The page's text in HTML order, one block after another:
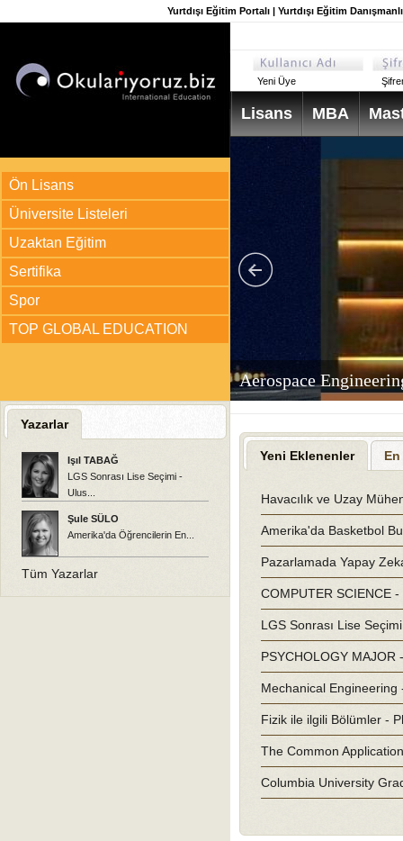
Yurtdışı Eğitim Portalı | Yurtdışı Eğitim
Ön Lisans
Üniversite Listeleri
Uzaktan Eğitim
Sertifika
Spor
TOP GLOBAL EDUCATION
Yazarlar
Işıl TABAĞ
LGS Sonrası Lise Seçimi -
Ulus...
Şule SÜLO
Amerika'da Öğrencilerin En...
Tüm Yazarlar
Yeni Üye
Lisans MBA
Aerospace
Yeni Eklenenler
Havacılık ve Uzay
Amerika'da Basketbol
Pazarlamada Yapay
COMPUTER SCIENCE
LGS Sonrası Lise
PSYCHOLOGY MAJOR
Mechanical
Fizik ile ilgili Bölümler -
The Common
Columbia University